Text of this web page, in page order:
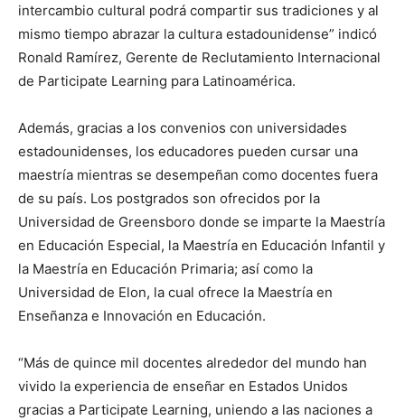
intercambio cultural podrá compartir sus tradiciones y al
mismo tiempo abrazar la cultura estadounidense” indicó
Ronald Ramírez, Gerente de Reclutamiento Internacional
de Participate Learning para Latinoamérica.
Además, gracias a los convenios con universidades
estadounidenses, los educadores pueden cursar una
maestría mientras se desempeñan como docentes fuera
de su país. Los postgrados son ofrecidos por la
Universidad de Greensboro donde se imparte la Maestría
en Educación Especial, la Maestría en Educación Infantil y
la Maestría en Educación Primaria; así como la
Universidad de Elon, la cual ofrece la Maestría en
Enseñanza e Innovación en Educación.
“Más de quince mil docentes alrededor del mundo han
vivido la experiencia de enseñar en Estados Unidos
gracias a Participate Learning, uniendo a las naciones a